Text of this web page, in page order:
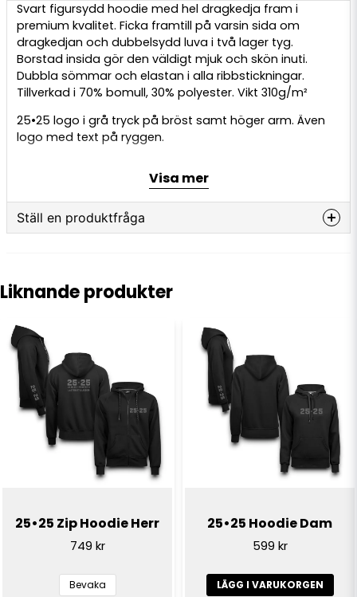
Svart figursydd hoodie med hel dragkedja fram i
premium kvalitet. Ficka framtill på varsin sida om
dragkedjan och dubbelsydd luva i två lager tyg.
Borstad insida gör den väldigt mjuk och skön inuti.
Dubbla sömmar och elastan i alla ribbstickningar.
Tillverkad i 70% bomull, 30% polyester. Vikt 310g/m²
25•25 logo i grå tryck på bröst samt höger arm. Även
logo med text på ryggen.
Visa mer
Ställ en produktfråga
nameNamn
email
E-postadress
Ja, ni får publicera min fråga
Liknande produkter
25•25 Zip Hoodie Herr
749 kr
Bevaka
25•25 Hoodie Dam
599 kr
LÄGG I VARUKORGEN